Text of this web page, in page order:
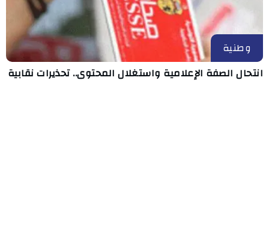
وطنية
انتحال الصفة الإعلامية واستغلال المحتوى.. تحذيرات نقابية